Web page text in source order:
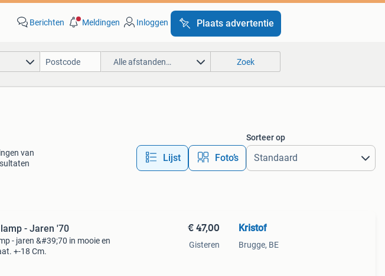
Berichten Meldingen Inloggen Plaats advertentie
Alle afstanden… Zoek
van
Lijst Foto’s
Sorteer op
- Jaren '70
- jaren &#39;70 in mooie en
+-18 Cm.
€ 47,00
Gisteren
Kristof
Brugge, BE